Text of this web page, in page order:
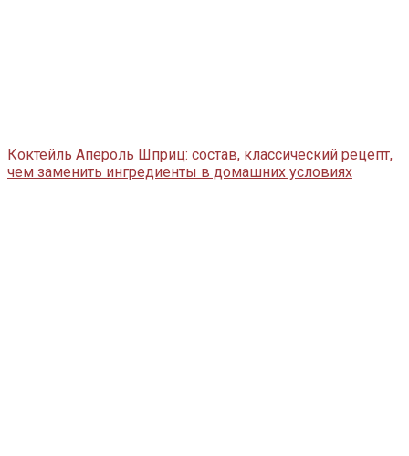
Коктейль Апероль Шприц: состав, классический рецепт,
чем заменить ингредиенты в домашних условиях